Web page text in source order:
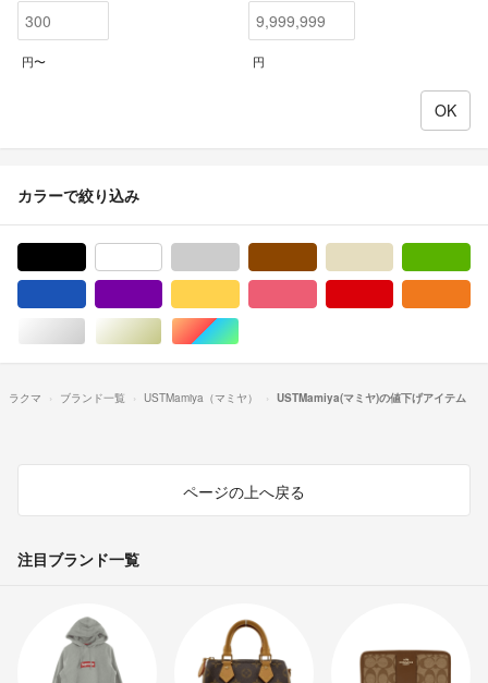
円〜 円
カラーで絞り込み
シルバー/銀色系ゴールド/金色系マルチカラー
ラクマ ブランド一覧 USTMamiya（マミヤ） USTMamiya(マミヤ)の値下げアイテム
ページの上へ戻る
注目ブランド一覧